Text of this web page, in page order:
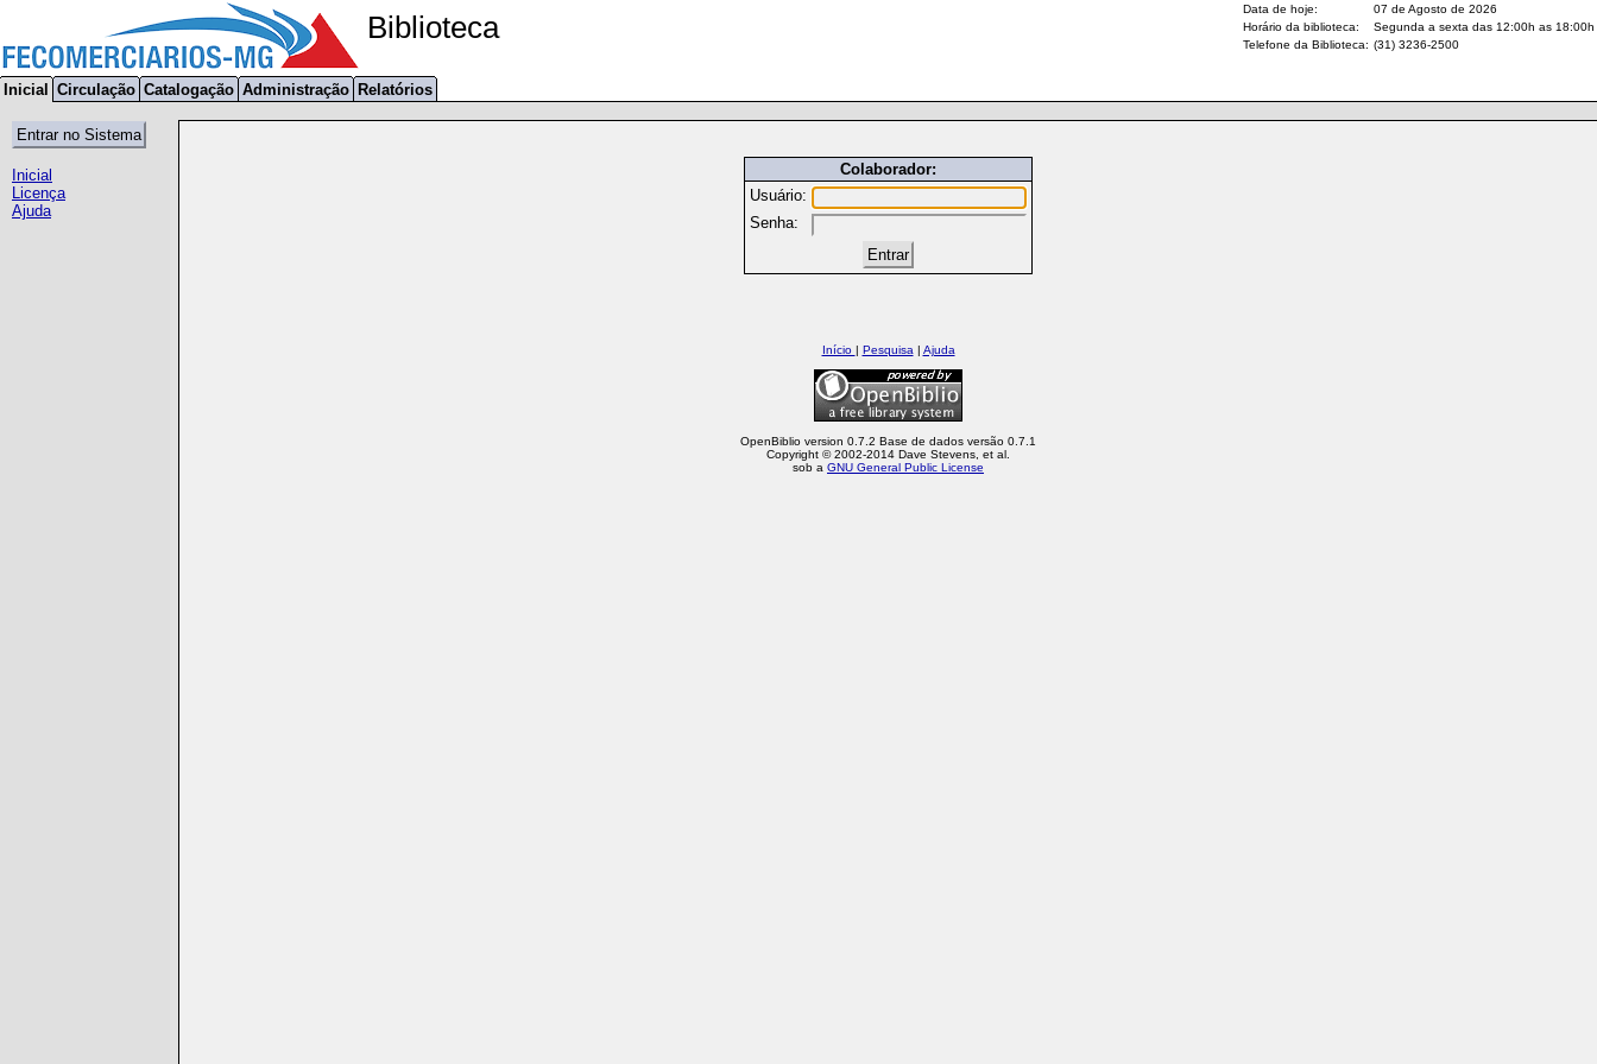
Biblioteca
Data de hoje:
07 de Agosto de 2026
Horário da biblioteca:
Segunda a sexta das 12:00h as 18:00h
Telefone da Biblioteca: (31) 3236-2500
Inicial Circulação Catalogação Administração Relatórios
Inicial
Licença
Ajuda
Colaborador:
Usuário:
Senha:
Início | Pesquisa | Ajuda
OpenBiblio version 0.7.2 Base de dados versão 0.7.1
Copyright © 2002-2014 Dave Stevens, et al.
sob a GNU General Public License